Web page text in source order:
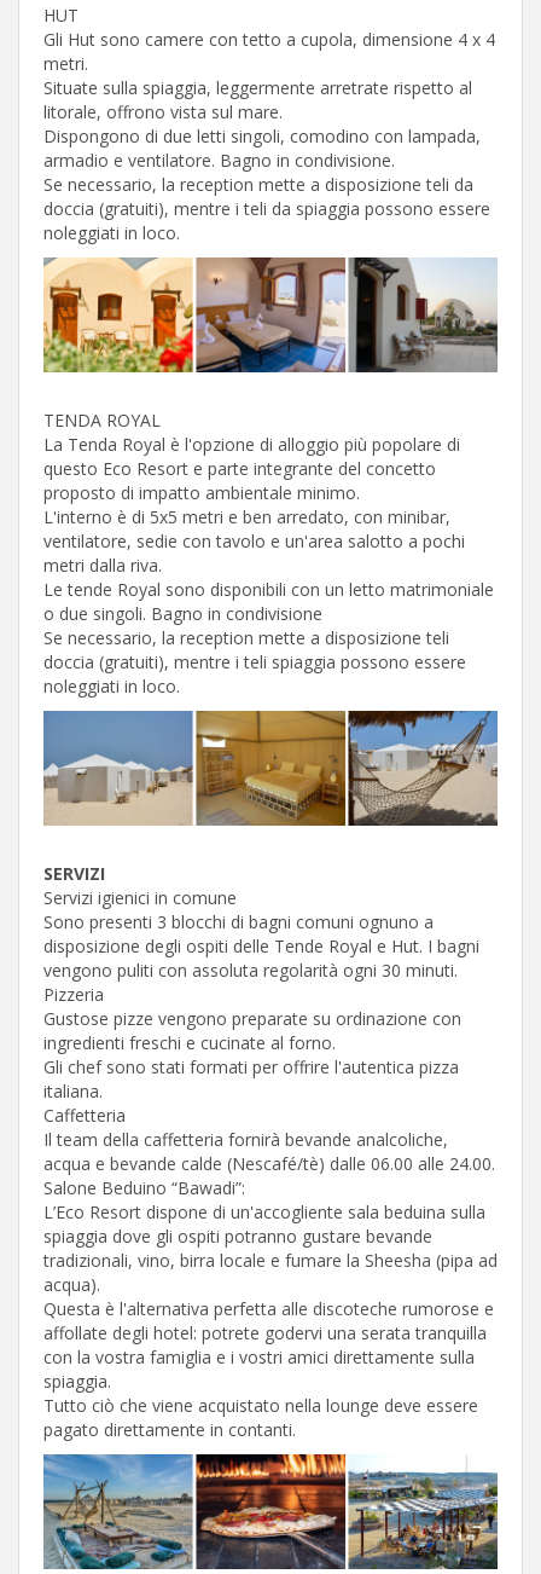
HUT
Gli Hut sono camere con tetto a cupola, dimensione 4 x 4
metri.
Situate sulla spiaggia, leggermente arretrate rispetto al
litorale, offrono vista sul mare.
Dispongono di due letti singoli, comodino con lampada,
armadio e ventilatore. Bagno in condivisione.
Se necessario, la reception mette a disposizione teli da
doccia (gratuiti), mentre i teli da spiaggia possono essere
noleggiati in loco.
TENDA ROYAL
La Tenda Royal è l'opzione di alloggio più popolare di
questo Eco Resort e parte integrante del concetto
proposto di impatto ambientale minimo.
L'interno è di 5x5 metri e ben arredato, con minibar,
ventilatore, sedie con tavolo e un'area salotto a pochi
metri dalla riva.
Le tende Royal sono disponibili con un letto matrimoniale
o due singoli. Bagno in condivisione
Se necessario, la reception mette a disposizione teli
doccia (gratuiti), mentre i teli spiaggia possono essere
noleggiati in loco.
SERVIZI
Servizi igienici in comune
Sono presenti 3 blocchi di bagni comuni ognuno a
disposizione degli ospiti delle Tende Royal e Hut. I bagni
vengono puliti con assoluta regolarità ogni 30 minuti.
Pizzeria
Gustose pizze vengono preparate su ordinazione con
ingredienti freschi e cucinate al forno.
Gli chef sono stati formati per offrire l'autentica pizza
italiana.
Caffetteria
Il team della caffetteria fornirà bevande analcoliche,
acqua e bevande calde (Nescafé/tè) dalle 06.00 alle 24.00.
Salone Beduino “Bawadi”:
L’Eco Resort dispone di un'accogliente sala beduina sulla
spiaggia dove gli ospiti potranno gustare bevande
tradizionali, vino, birra locale e fumare la Sheesha (pipa ad
acqua).
Questa è l'alternativa perfetta alle discoteche rumorose e
affollate degli hotel: potrete godervi una serata tranquilla
con la vostra famiglia e i vostri amici direttamente sulla
spiaggia.
Tutto ciò che viene acquistato nella lounge deve essere
pagato direttamente in contanti.